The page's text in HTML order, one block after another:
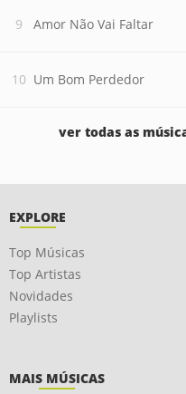
Amor Não Vai Faltar
Um Bom Perdedor
ver todas as
EXPLORE
Top Músicas
Top Artistas
Novidades
Playlists
MAIS MÚSICAS